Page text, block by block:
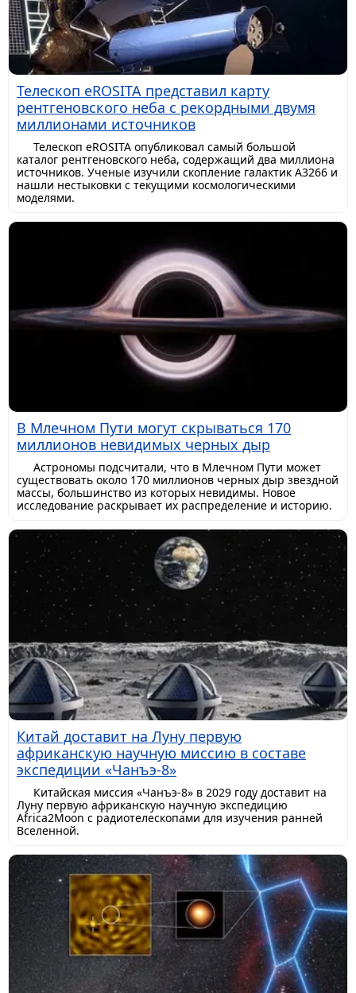
Телескоп eROSITA представил карту
рентгеновского неба с рекордными двумя
миллионами источников
Телескоп eROSITA опубликовал самый большой
каталог рентгеновского неба, содержащий два миллиона
источников. Ученые изучили скопление галактик A3266 и
нашли нестыковки с текущими космологическими
моделями.
В Млечном Пути могут скрываться 170
миллионов невидимых черных дыр
Астрономы подсчитали, что в Млечном Пути может
существовать около 170 миллионов черных дыр звездной
массы, большинство из которых невидимы. Новое
исследование раскрывает их распределение и историю.
Китай доставит на Луну первую
африканскую научную миссию в составе
экспедиции «Чанъэ-8»
Китайская миссия «Чанъэ-8» в 2029 году доставит на
Луну первую африканскую научную экспедицию
Africa2Moon с радиотелескопами для изучения ранней
Вселенной.